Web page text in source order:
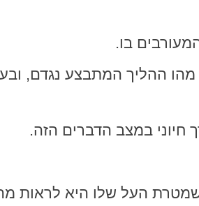
בו.
מהו ההליך המתבצע נגדם,
חיוני במצב הדברים הזה.
העל שלו היא לראות